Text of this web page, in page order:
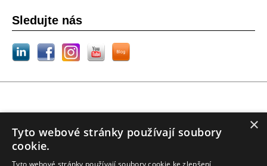
Sledujte nás
AXELOS®, ITIL®, MSP®, MoP®, P3O®, PRINCE2®, PRINCE2 Agile® jsou registrované
ochranné známky AXELOS Limited. Swirl logo™ je ochranná známka AXELOS Limited. CAPM®,
Institute, Inc. EXIN® je registrovaná ochranná známka EXIN Holding B.V.. IPMA® je registrovaná
×
Tyto webové stránky používají soubory
cookie.
Tyto webové stránky používají soubory cookie ke zlepšení